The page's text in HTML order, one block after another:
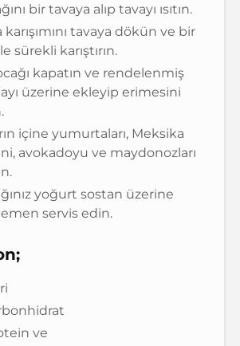
bir tavaya alıp tavayı ısıtın.
tavaya dökün ve bir
sürekli karıştırın.
kapatın ve rendelenmiş
üzerine ekleyip erimesini
içine yumurtaları, Meksika
avokadoyu ve maydonozları
yoğurt sostan üzerine
servis edin.
ve